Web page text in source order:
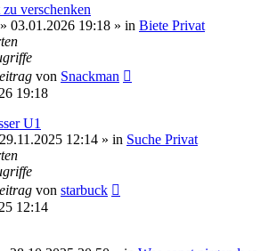
verschenken
» 03.01.2026 19:18 » in Biete Privat
von Snackman
19:18
U1
29.11.2025 12:14 » in Suche Privat
von starbuck
12:14